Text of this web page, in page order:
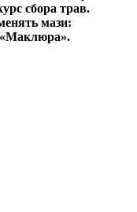
сбора трав.
мази: